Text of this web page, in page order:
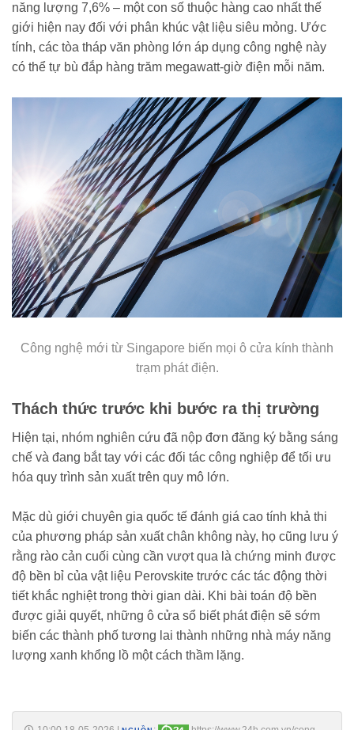
năng lượng 7,6% – một con số thuộc hàng cao nhất thế
giới hiện nay đối với phân khúc vật liệu siêu mỏng. Ước
tính, các tòa tháp văn phòng lớn áp dụng công nghệ này
có thể tự bù đắp hàng trăm megawatt-giờ điện mỗi năm.
Công nghệ mới từ Singapore biến mọi ô cửa kính thành
trạm phát điện.
Thách thức trước khi bước ra thị trường
Hiện tại, nhóm nghiên cứu đã nộp đơn đăng ký bằng sáng
chế và đang bắt tay với các đối tác công nghiệp để tối ưu
hóa quy trình sản xuất trên quy mô lớn.
Mặc dù giới chuyên gia quốc tế đánh giá cao tính khả thi
của phương pháp sản xuất chân không này, họ cũng lưu ý
rằng rào cản cuối cùng cần vượt qua là chứng minh được
độ bền bỉ của vật liệu Perovskite trước các tác động thời
tiết khắc nghiệt trong thời gian dài. Khi bài toán độ bền
được giải quyết, những ô cửa sổ biết phát điện sẽ sớm
biến các thành phố tương lai thành những nhà máy năng
lượng xanh khổng lồ một cách thầm lặng.